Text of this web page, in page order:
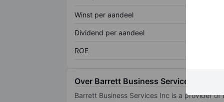
Winst per aandeel
Dividend per aandeel
ROE
Over Barrett Business Services Inc.
Barrett Business Services Inc is a provider